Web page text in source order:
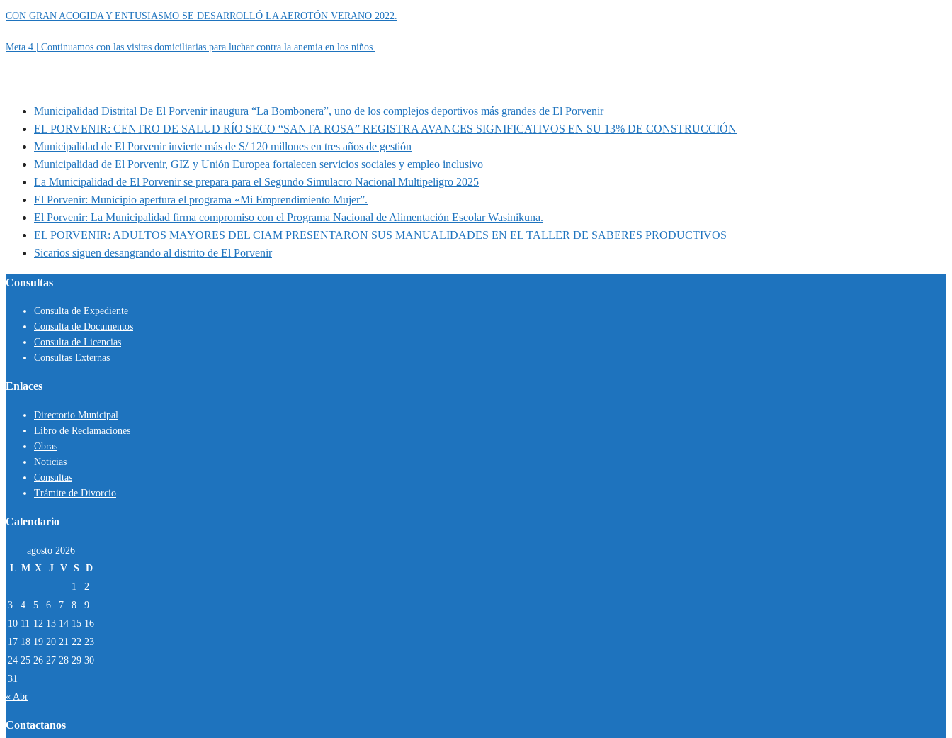
CON GRAN ACOGIDA Y ENTUSIASMO SE DESARROLLÓ LA AEROTÓN VERANO 2022.
Meta 4 | Continuamos con las visitas domiciliarias para luchar contra la anemia en los niños.
Municipalidad Distrital De El Porvenir inaugura “La Bombonera”, uno de los complejos deportivos más grandes de El Porvenir
EL PORVENIR: CENTRO DE SALUD RÍO SECO “SANTA ROSA” REGISTRA AVANCES SIGNIFICATIVOS EN SU 13% DE CONSTRUCCIÓN
Municipalidad de El Porvenir invierte más de S/ 120 millones en tres años de gestión
Municipalidad de El Porvenir, GIZ y Unión Europea fortalecen servicios sociales y empleo inclusivo
La Municipalidad de El Porvenir se prepara para el Segundo Simulacro Nacional Multipeligro 2025
El Porvenir: Municipio apertura el programa «Mi Emprendimiento Mujer”.
El Porvenir: La Municipalidad firma compromiso con el Programa Nacional de Alimentación Escolar Wasinikuna.
EL PORVENIR: ADULTOS MAYORES DEL CIAM PRESENTARON SUS MANUALIDADES EN EL TALLER DE SABERES PRODUCTIVOS
Sicarios siguen desangrando al distrito de El Porvenir
Consultas
Consulta de Expediente
Consulta de Documentos
Consulta de Licencias
Consultas Externas
Enlaces
Directorio Municipal
Libro de Reclamaciones
Obras
Noticias
Consultas
Trámite de Divorcio
Calendario
agosto 2026
L M X J V S D
1
2
3
4 5 6 7 8
9
10 11 12 13 14 15 16
17 18 19 20 21 22 23
24 25 26 27 28 29 30
31
« Abr
Contactanos